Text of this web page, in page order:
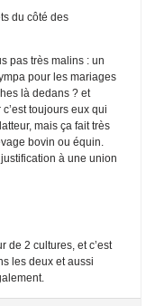
du côté des
pas très malins : un
pour les mariages
là dedans ? et
toujours eux qui
mais ça fait très
bovin ou équin.
à une union
de 2 cultures, et c’est
les deux et aussi